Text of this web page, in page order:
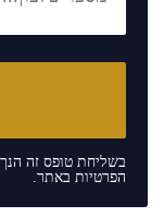
בשליחת טופס זה
הפרטיות באתר.